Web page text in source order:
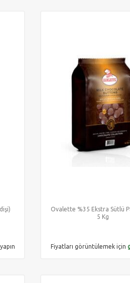
Ovalette %35 Ekstra Sütlü
5 Kg
Fiyatları görüntülemek için